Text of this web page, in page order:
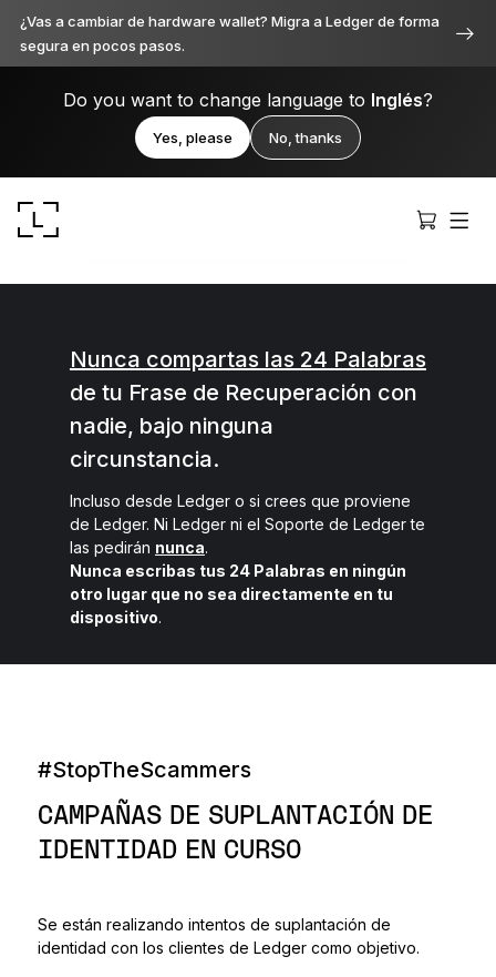
¿Vas a cambiar de hardware wallet? Migra a Ledger de forma
segura en pocos pasos.
Do you want to change language to Inglés?
Yes, please No, thanks
Ledger Stax
Premium desde cada ángulo
Ledger Flex
El nuevo estándar
Ledger NanoGen5
Tan única como tú
Billeteras de hardware
Nunca compartas las 24 Palabras
de tu Frase de Recuperación con
nadie, bajo ninguna
circunstancia.
Incluso desde Ledger o si crees que proviene
de Ledger. Ni Ledger ni el Soporte de Ledger te
las pedirán nunca.
Nunca escribas tus 24 Palabras en ningún
otro lugar que no sea directamente en tu
dispositivo.
#StopTheScammers
CAMPAÑAS DE SUPLANTACIÓN DE
IDENTIDAD EN CURSO
Se están realizando intentos de suplantación de
identidad con los clientes de Ledger como objetivo.